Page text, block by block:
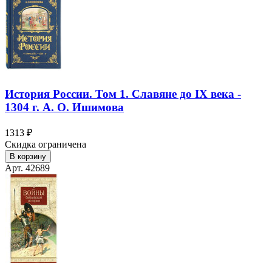
История России. Том 1. Славяне до IХ века -
1304 г. А. О. Ишимова
1313 ₽
Скидка ограничена
В корзину
Арт. 42689